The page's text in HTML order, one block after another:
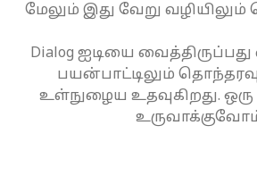
மேலும் இது வேறு வழியிலும்
Dialog ஐடியை வைத்திருப்பது
பயன்பாட்டிலும்
உள்நுழைய உதவுகிறது. ஒரு